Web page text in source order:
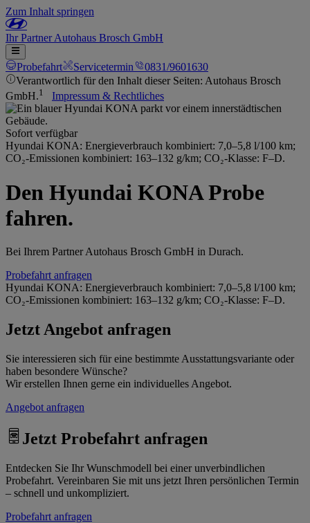
Zum Inhalt springen
IhrPartnerAutohaus Brosch GmbH
Probefahrt Servicetermin
0831/9601630
Verantwortlich für den Inhalt dieser Seiten: Autohaus Brosch
GmbH.1 Impressum & Rechtliches
Sofort verfügbar
Hyundai KONA: Energieverbrauch kombiniert: 7,0–5,8 l/100 km;
CO₂-Emissionen kombiniert: 163–132 g/km; CO₂-Klasse: F–D.
Den Hyundai KONA Probe
fahren.
Bei Ihrem Partner Autohaus Brosch GmbH in Durach.
Probefahrt anfragen
Hyundai KONA: Energieverbrauch kombiniert: 7,0–5,8 l/100 km;
CO₂-Emissionen kombiniert: 163–132 g/km; CO₂-Klasse: F–D.
Jetzt Angebot anfragen
Sie interessieren sich für eine bestimmte Ausstattungsvariante oder
haben besondere Wünsche?
Wir erstellen Ihnen gerne ein individuelles Angebot.
Angebot anfragen
Jetzt Probefahrt anfragen
Entdecken Sie Ihr Wunschmodell bei einer unverbindlichen
Probefahrt. Vereinbaren Sie mit uns jetzt Ihren persönlichen Termin
– schnell und unkompliziert.
Probefahrt anfragen